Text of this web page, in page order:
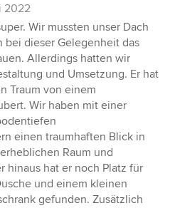
2022
Wir mussten unser Dach
bei dieser Gelegenheit das
Allerdings hatten wir
und Umsetzung. Er hat
Traum von einem
Wir haben mit einer
einen traumhaften Blick in
Raum und
hinaus hat er noch Platz für
und einem kleinen
gefunden. Zusätzlich